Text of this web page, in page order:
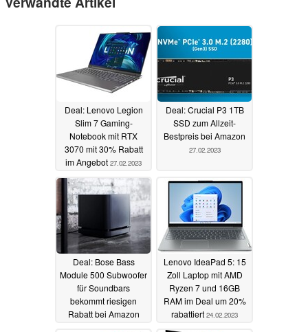
Deal: Lenovo Legion
Slim 7 Gaming-
Notebook mit RTX
3070 mit 30% Rabatt
im Angebot 27.02.2023
Deal: Crucial P3 1TB
SSD zum Allzeit-
Bestpreis bei Amazon
27.02.2023
Deal: Bose Bass
Module 500 Subwoofer
für Soundbars
bekommt riesigen
Rabatt bei Amazon
Lenovo IdeaPad 5: 15
Zoll Laptop mit AMD
Ryzen 7 und 16GB
RAM im Deal um 20%
rabattiert 24.02.2023